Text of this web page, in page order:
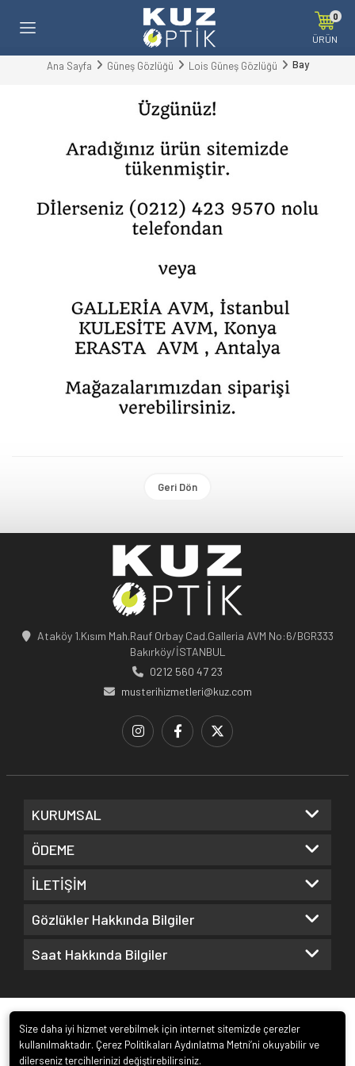
0
ÜRÜN
Ana Sayfa Güneş Gözlüğü Lois Güneş Gözlüğü Bay
Geri Dön
Ataköy 1.Kısım Mah.Rauf Orbay Cad.Galleria AVM No:6/BGR333
Bakırköy/İSTANBUL
0212 560 47 23
musterihizmetleri@kuz.com
KURUMSAL
ÖDEME
İLETİŞİM
Gözlükler Hakkında Bilgiler
Saat Hakkında Bilgiler
Size daha iyi hizmet verebilmek için internet sitemizde çerezler
kullanılmaktadır. Çerez Politikaları Aydınlatma Metni’ni okuyabilir ve
dilerseniz tercihlerinizi değiştirebilirsiniz.